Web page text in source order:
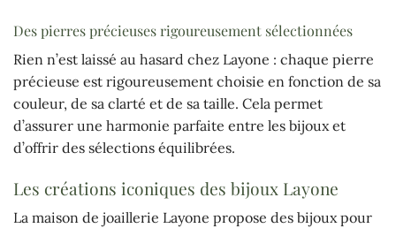
Des pierres précieuses rigoureusement sélectionnées
Rien n’est laissé au hasard chez Layone : chaque pierre
précieuse est rigoureusement choisie en fonction de sa
couleur, de sa clarté et de sa taille. Cela permet
d’assurer une harmonie parfaite entre les bijoux et
d’offrir des sélections équilibrées.
Les créations iconiques des bijoux Layone
La maison de joaillerie Layone propose des bijoux pour